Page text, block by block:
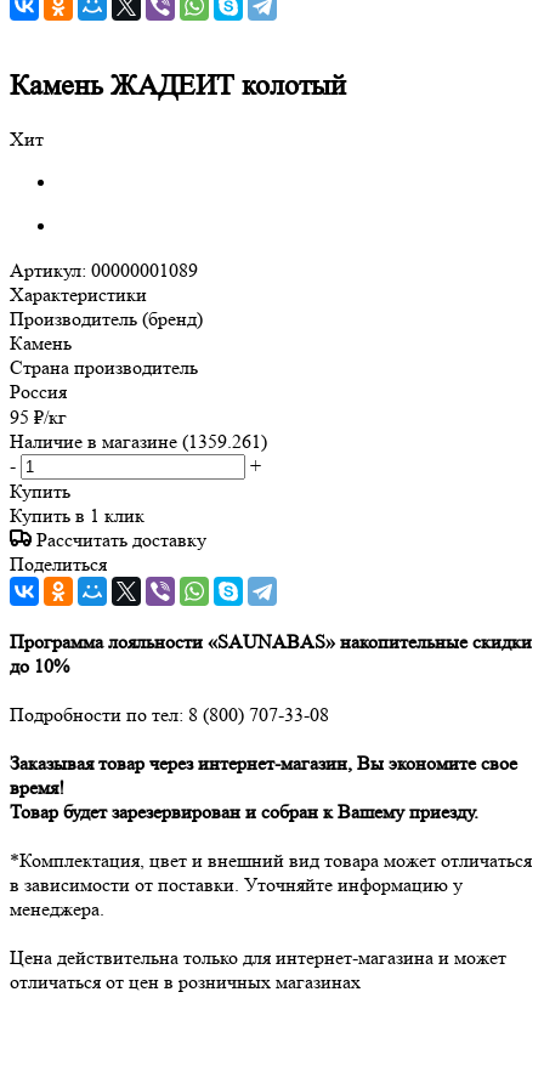
Камень ЖАДЕИТ колотый
Хит
Артикул: 00000001089
Характеристики
Производитель (бренд)
Камень
Страна производитель
Россия
95 ₽/кг
Наличие в магазине (1359.261)
-
+
Купить
Купить в 1 клик
Рассчитать доставку
Поделиться
Программа лояльности «SAUNABAS» накопительные скидки
до 10%
Подробности по тел: 8 (800) 707-33-08
Заказывая товар через интернет-магазин, Вы экономите свое
время!
Товар будет зарезервирован и собран к Вашему приезду.
*Комплектация, цвет и внешний вид товара может отличаться
в зависимости от поставки. Уточняйте информацию у
менеджера.
Цена действительна только для интернет-магазина и может
отличаться от цен в розничных магазинах